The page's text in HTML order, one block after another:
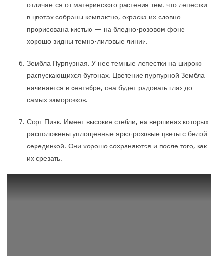
отличается от материнского растения тем, что лепестки
в цветах собраны компактно, окраска их словно
прорисована кистью — на бледно-розовом фоне
хорошо видны темно-лиловые линии.
Зембла Пурпурная. У нее темные лепестки на широко
распускающихся бутонах. Цветение пурпурной Зембла
начинается в сентябре, она будет радовать глаз до
самых заморозков.
Сорт Пинк. Имеет высокие стебли, на вершинах которых
расположены уплощенные ярко-розовые цветы с белой
серединкой. Они хорошо сохраняются и после того, как
их срезать.